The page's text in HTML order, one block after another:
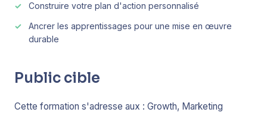
Construire votre plan d'action personnalisé
Ancrer les apprentissages pour une mise en œuvre
durable
Public cible
Cette formation s'adresse aux : Growth, Marketing